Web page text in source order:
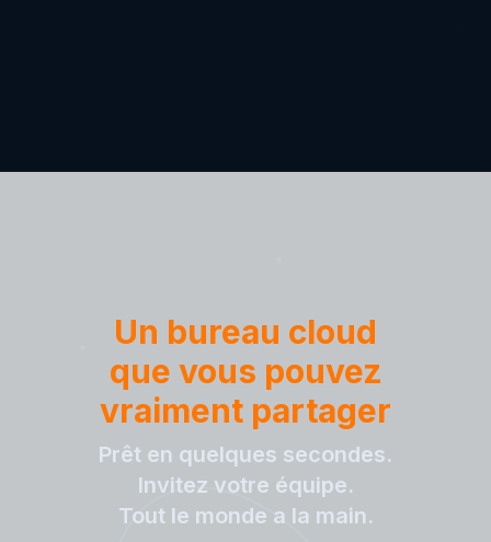
Un bureau cloud
que vous pouvez
vraiment partager
Prêt en quelques secondes.
Invitez votre équipe.
Tout le monde a la main.